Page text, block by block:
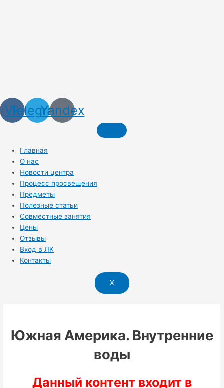
Vk
Telegram
Yandex
Главная
О нас
Новости центра
Процесс просвещения
Предметы
Полезные статьи
Совместные занятия
Цены
Отзывы
Вход в ЛК
Контакты
X
Южная Америка. Внутренние
воды
Данный контент входит в